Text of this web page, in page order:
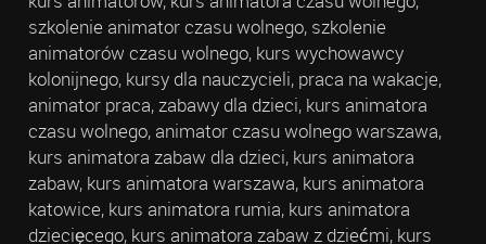
szkolenie animator czasu wolnego, szkolenie
animatorów czasu wolnego, kurs wychowawcy
kolonijnego, kursy dla nauczycieli, praca na wakacje,
animator praca, zabawy dla dzieci, kurs animatora
czasu wolnego, animator czasu wolnego warszawa,
kurs animatora zabaw dla dzieci, kurs animatora
zabaw, kurs animatora warszawa, kurs animatora
katowice, kurs animatora rumia, kurs animatora
dziecięcego, kurs animatora zabaw z dziećmi, kurs